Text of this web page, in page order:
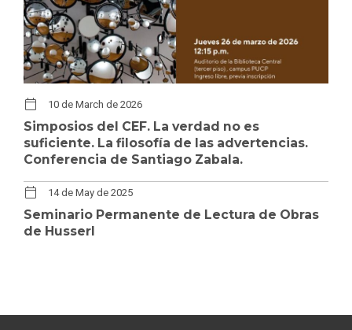
10 de March de 2026
Simposios del CEF. La verdad no es
suficiente. La filosofía de las advertencias.
Conferencia de Santiago Zabala.
14 de May de 2025
Seminario Permanente de Lectura de Obras
de Husserl